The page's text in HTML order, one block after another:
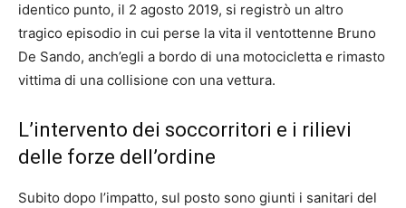
identico punto, il 2 agosto 2019, si registrò un altro
tragico episodio in cui perse la vita il ventottenne Bruno
De Sando, anch’egli a bordo di una motocicletta e rimasto
vittima di una collisione con una vettura.
L’intervento dei soccorritori e i rilievi
delle forze dell’ordine
Subito dopo l’impatto, sul posto sono giunti i sanitari del